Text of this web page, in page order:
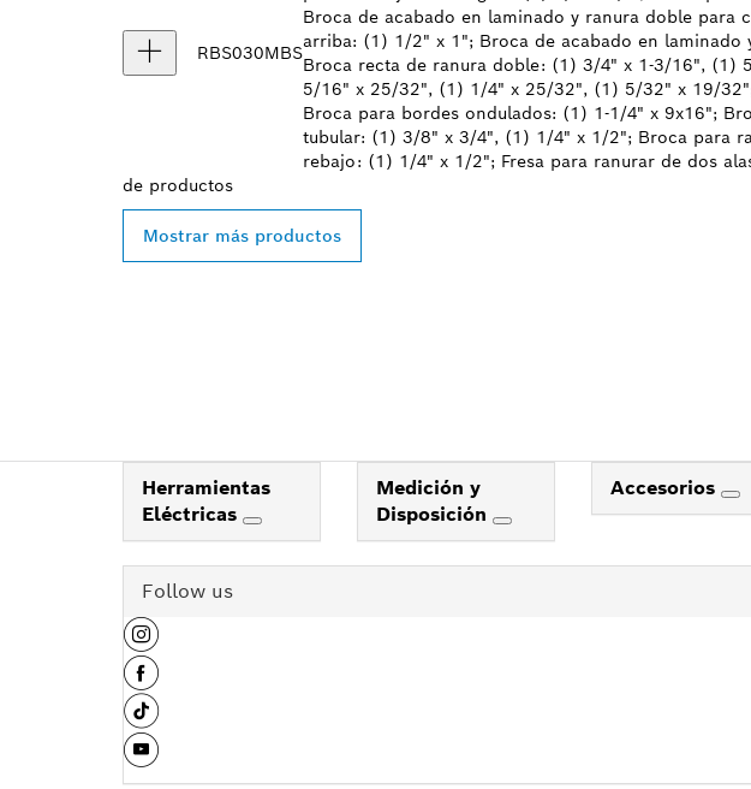
RBS030MBS
Broca de acabado en laminado y ranura doble
arriba: (1) 1/2" x 1"; Broca de acabado en
Broca recta de ranura doble: (1) 3/4" x 1-3/16",
5/16" x 25/32", (1) 1/4" x 25/32", (1) 5/32" x 19/
Broca para bordes ondulados: (1) 1-1/4" x 9x16";
tubular: (1) 3/8" x 3/4", (1) 1/4" x 1/2"; Broca para
rebajo: (1) 1/4" x 1/2"; Fresa para ranurar de dos
de productos
Mostrar más productos
Herramientas
Eléctricas
Medición y
Disposición
Accesorios
Follow us